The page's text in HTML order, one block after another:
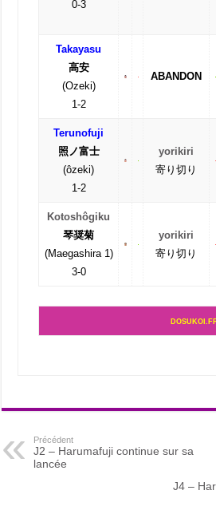
0-3
Takayasu
高安
(Ozeki)
1-2
ABANDON
Terunofuji
照ノ富士
(ôzeki)
1-2
yorikiri
寄り切り
Kotoshôgiku
琴奨菊
(Maegashira 1)
3-0
yorikiri
寄り切り
Précédent
J2 – Harumafuji continue sur sa
lancée
J4 –